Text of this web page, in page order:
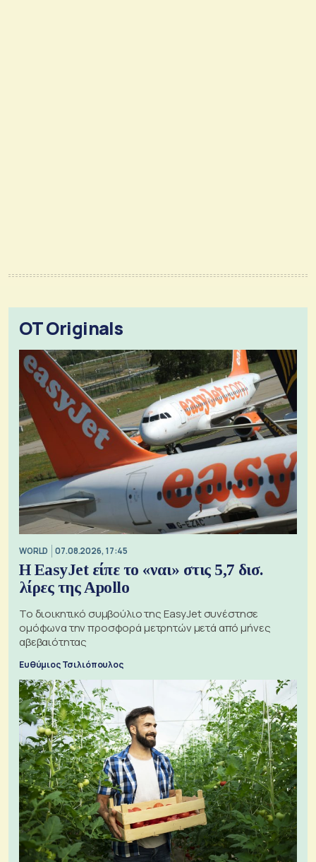
OT Originals
WORLD 07.08.2026, 17:45
Η EasyJet είπε το «ναι» στις 5,7 δισ.
λίρες της Apollo
Το διοικητικό συμβούλιο της EasyJet συνέστησε
ομόφωνα την προσφορά μετρητών μετά από μήνες
αβεβαιότητας
Ευθύμιος Τσιλιόπουλος